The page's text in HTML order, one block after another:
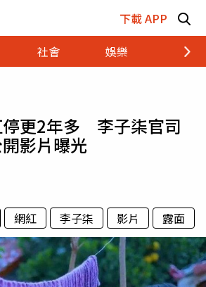
下載 APP
社會 娛樂 財經
停更2年多 李子柒官司
影片曝光
網紅 李子柒 影片 露面